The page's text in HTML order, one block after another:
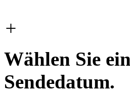
+
Wählen Sie
Sendedatum.